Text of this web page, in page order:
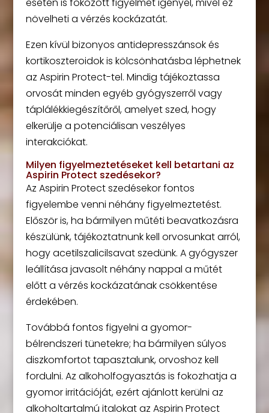
növelheti a vérzés kockázatát.
Ezen kívül bizonyos antidepresszánsok és
kortikoszteroidok is kölcsönhatásba léphetnek
az Aspirin Protect-tel. Mindig tájékoztassa
orvosát minden egyéb gyógyszerről vagy
táplálékkiegészítőről, amelyet szed, hogy
elkerülje a potenciálisan veszélyes
interakciókat.
Milyen figyelmeztetéseket kell betartani az
Aspirin Protect szedésekor?
Az Aspirin Protect szedésekor fontos
figyelembe venni néhány figyelmeztetést.
Először is, ha bármilyen műtéti beavatkozásra
készülünk, tájékoztatnunk kell orvosunkat arról,
hogy acetilszalicilsavat szedünk. A gyógyszer
leállítása javasolt néhány nappal a műtét
előtt a vérzés kockázatának csökkentése
érdekében.
Továbbá fontos figyelni a gyomor-
bélrendszeri tünetekre; ha bármilyen súlyos
diszkomfortot tapasztalunk, orvoshoz kell
fordulni. Az alkoholfogyasztás is fokozhatja a
gyomor irritációját, ezért ajánlott kerülni az
alkoholtartalmú italokat az Aspirin Protect